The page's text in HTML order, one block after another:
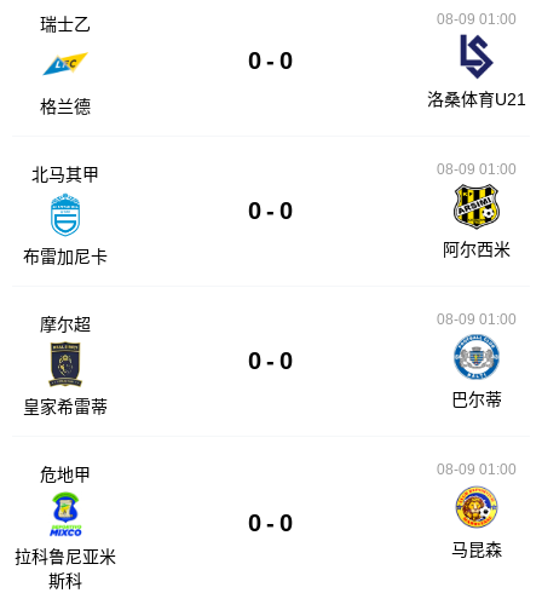
瑞士乙
格兰德
0 - 0
08-09 01:00
洛桑体育U21
北马其甲
布雷加尼卡
0 - 0
08-09 01:00
阿尔西米
摩尔超
皇家希雷蒂
0 - 0
08-09 01:00
巴尔蒂
危地甲
拉科鲁尼亚米
斯科
0 - 0
08-09 01:00
马昆森